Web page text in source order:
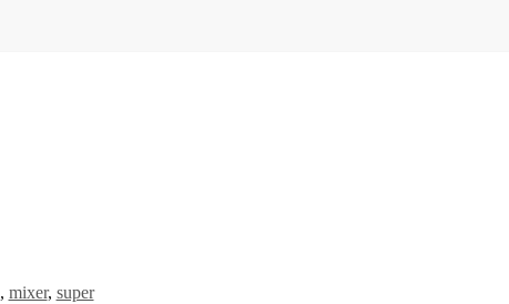
, mixer, super